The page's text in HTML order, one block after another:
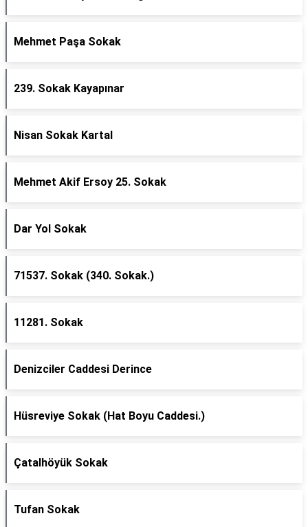
Mehmet Paşa Sokak
239. Sokak Kayapınar
Nisan Sokak Kartal
Mehmet Akif Ersoy 25. Sokak
Dar Yol Sokak
71537. Sokak (340. Sokak.)
11281. Sokak
Denizciler Caddesi Derince
Hüsreviye Sokak (Hat Boyu Caddesi.)
Çatalhöyük Sokak
Tufan Sokak